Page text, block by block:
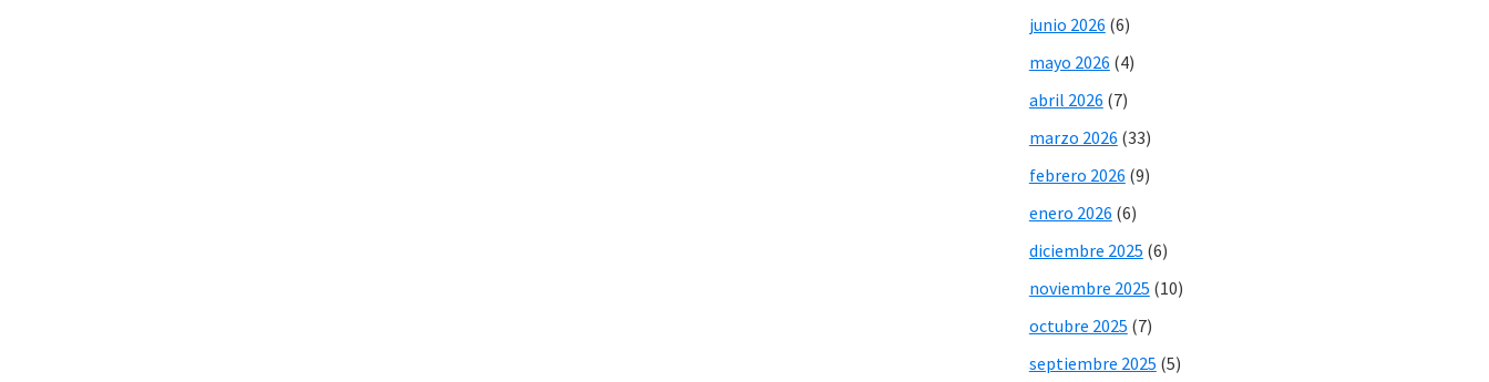
junio 2026 (6)
mayo 2026 (4)
abril 2026 (7)
marzo 2026 (33)
febrero 2026 (9)
enero 2026 (6)
diciembre 2025 (6)
noviembre 2025 (10)
octubre 2025 (7)
septiembre 2025 (5)